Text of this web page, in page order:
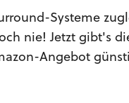
Systeme
nie! Jetzt gibt's
Angebot